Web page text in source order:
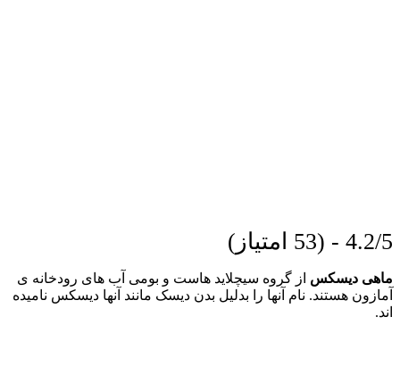
4.2/5 - (53 امتیاز)
ماهی دیسکس از گروه سیچلاید هاست و بومی آب های رودخانه ی
آمازون هستند. نام آنها را بدلیل بدن دیسک مانند آنها دیسکس نامیده
اند.